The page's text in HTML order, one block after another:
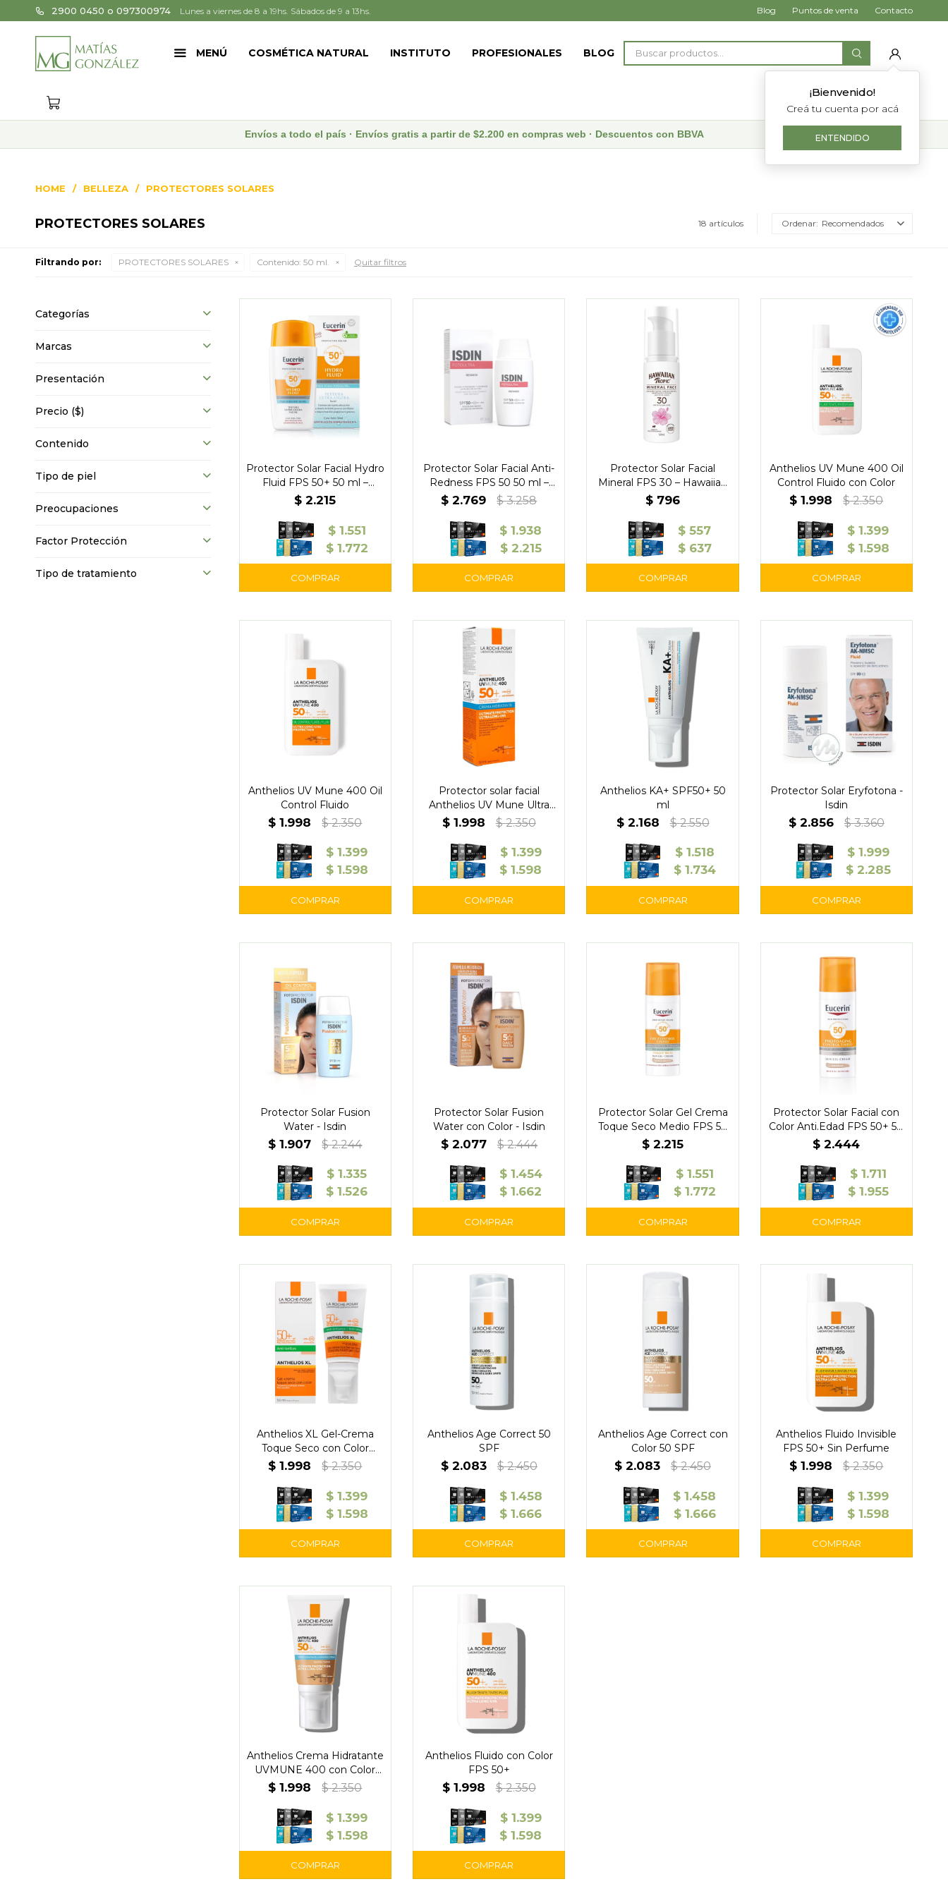
MENÚ COSMÉTICA NATURAL INSTITUTO PROFESIONALES BLOG
¡Bienvenido!
Creá tu cuenta por acá
ENTENDIDO
2900 0450 o 097300974 Lunes a viernes de 8 a 19hs. Sábados de 9 a 13hs. Blog Puntos de venta Contacto
Envíos a todo el país · Envíos gratis a partir de $2.200 en compras web · Descuentos con BBVA
HOME BELLEZA PROTECTORES SOLARES
PROTECTORES SOLARES 18 artículos Recomendados
Filtrando por: PROTECTORES SOLARES Contenido: 50 ml. Quitar filtros
Protector Solar Facial Hydro
Fluid FPS 50+ 50 ml –
Eucerin
$ 2.215
$ 1.551
$ 1.772
Protector Solar Facial Anti-
Redness FPS 50 50 ml –
ISDIN
$ 2.769 $ 3.258
$ 1.938
$ 2.215
Protector Solar Facial
Mineral FPS 30 – Hawaiian
Tropic
$ 796
$ 557
$ 637
Anthelios UV Mune 400 Oil
Control Fluido con Color
$ 1.998 $ 2.350
$ 1.399
$ 1.598
Anthelios UV Mune 400 Oil
Control Fluido
$ 1.998 $ 2.350
$ 1.399
$ 1.598
Protector solar facial
Anthelios UV Mune Ultra
FPS 50+
$ 1.998 $ 2.350
$ 1.399
$ 1.598
Anthelios KA+ SPF50+ 50
ml
$ 2.168 $ 2.550
$ 1.518
$ 1.734
Protector Solar Eryfotona -
Isdin
$ 2.856 $ 3.360
$ 1.999
$ 2.285
Protector Solar Fusion
Water - Isdin
$ 1.907 $ 2.244
$ 1.335
$ 1.526
Protector Solar Fusion
Water con Color - Isdin
$ 2.077 $ 2.444
$ 1.454
$ 1.662
Protector Solar Gel Crema
Toque Seco Medio FPS 50
50 ml – Eucerin
$ 2.215
$ 1.551
$ 1.772
Protector Solar Facial con
Color Anti.Edad FPS 50+ 50
ml - Eucerin
$ 2.444
$ 1.711
$ 1.955
Anthelios XL Gel-Crema
Toque Seco con Color
Factor 50
$ 1.998 $ 2.350
$ 1.399
$ 1.598
Anthelios Age Correct 50
SPF
$ 2.083 $ 2.450
$ 1.458
$ 1.666
Anthelios Age Correct con
Color 50 SPF
$ 2.083 $ 2.450
$ 1.458
$ 1.666
Anthelios Fluido Invisible
FPS 50+ Sin Perfume
$ 1.998 $ 2.350
$ 1.399
$ 1.598
Anthelios Crema Hidratante
UVMUNE 400 con Color
FPS 50+
$ 1.998 $ 2.350
$ 1.399
$ 1.598
Anthelios Fluido con Color
FPS 50+
$ 1.998 $ 2.350
$ 1.399
$ 1.598
Categorías
Marcas
Presentación
Precio ($)
Contenido
Tipo de piel
Preocupaciones
Factor Protección
Tipo de tratamiento